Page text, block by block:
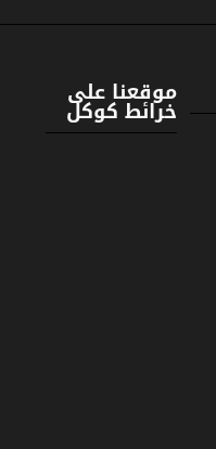
موقعنا على
خرائط كوكل